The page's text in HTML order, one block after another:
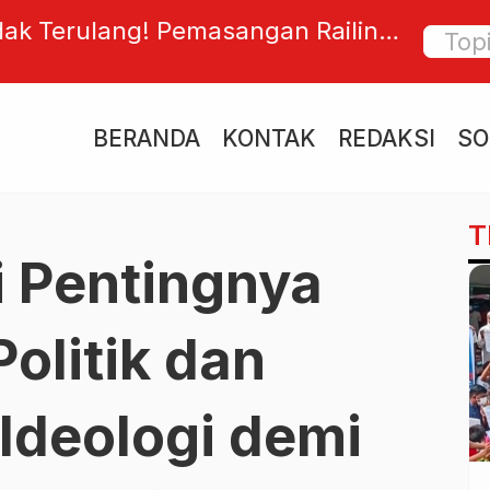
Terulang! Pemasangan Railing
Saat
BERANDA KONTAK REDAKSI
Pentingnya
dan
demi